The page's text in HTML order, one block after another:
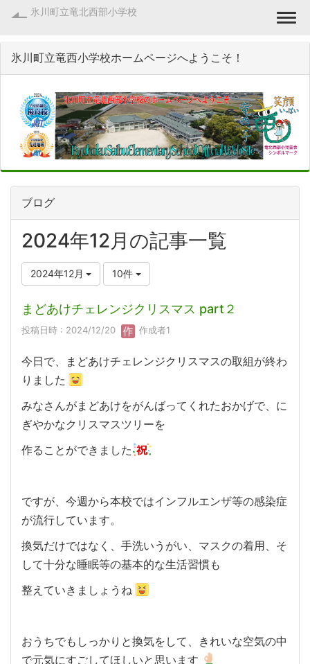
氷川町立竜北西部小学校
氷川町立竜西小学校ホームページへようこそ！
ブログ
2024年12月の記事一覧
2024年12月 10件
まどあけチェレンジクリスマス part２
投稿日時 : 2024/12/20 作成者1
今日で、まどあけチェレンジクリスマスの取組が終わ
りました
みなさんがまどあけをがんばってくれたおかげで、に
ぎやかなクリスマスツリーを
作ることができました
ですが、今週から本校ではインフルエンザ等の感染症
が流行しています。
換気だけではなく、手洗いうがい、マスクの着用、そ
して十分な睡眠等の基本的な生活習慣も
整えていきましょうね
おうちでもしっかりと換気をして、きれいな空気の中
で元気にすごしてほしいと思います